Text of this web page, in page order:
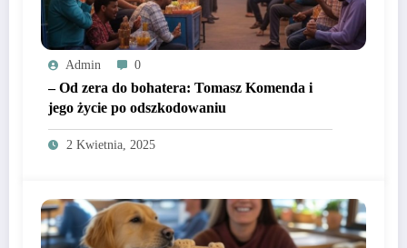
Admin 0
– Od zera do bohatera: Tomasz Komenda i
jego życie po odszkodowaniu
2 Kwietnia, 2025